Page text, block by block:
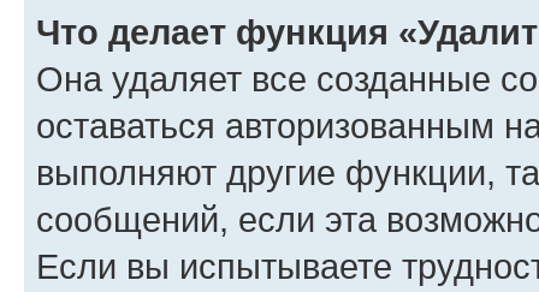
Что делает функция
Она удаляет все созданные
оставаться авторизованным
выполняют другие функции,
сообщений, если эта
Если вы испытываете